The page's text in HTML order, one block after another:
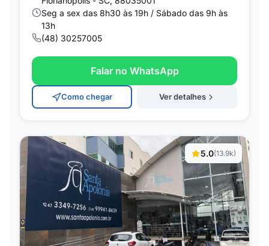
Seg a sex das 8h30 às 19h / Sábado das 9h às
13h
(48) 30257005
Falar no WhatsApp
Como chegar Ver detalhes
5.0(13.9k)